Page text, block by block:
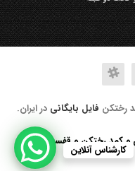
رختکن فایل بایگانی در ایران.
کارشناس آنلاین
کمد رختکن و قفسه کتابخانه